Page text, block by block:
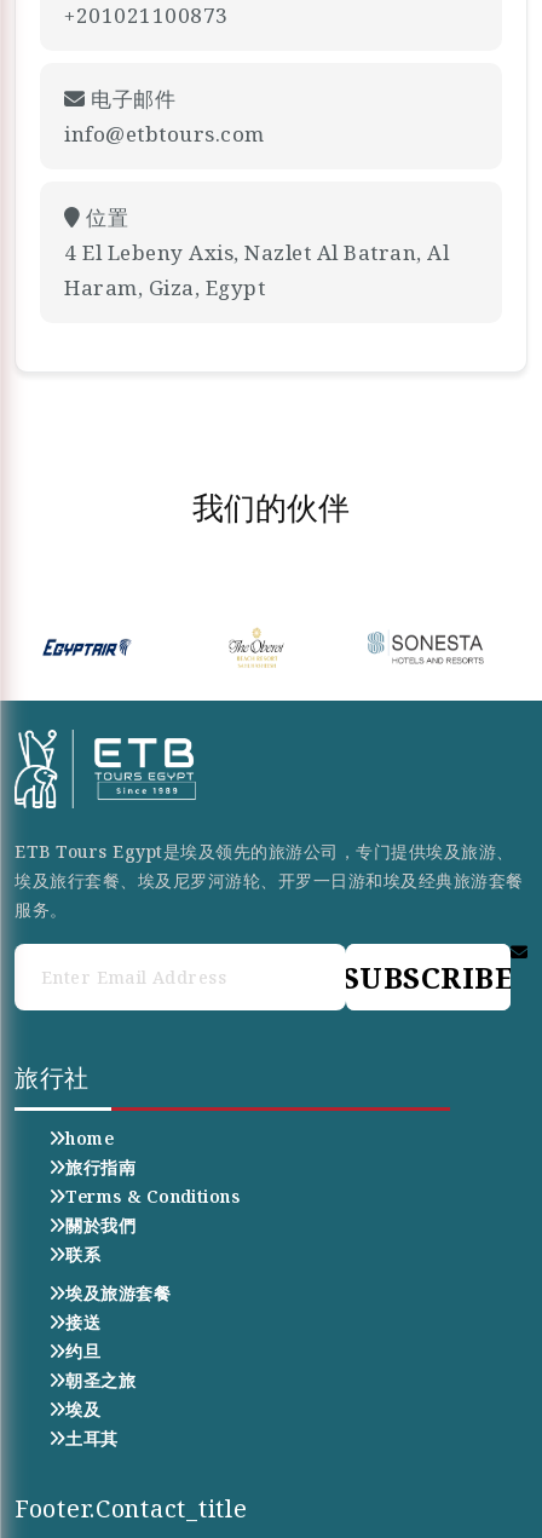
+201021100873
电子邮件
info@etbtours.com
位置
4 El Lebeny Axis, Nazlet Al Batran, Al
Haram, Giza, Egypt
我们的伙伴
ETB Tours Egypt是埃及领先的旅游公司，专门提供埃及旅游、
埃及旅行套餐、埃及尼罗河游轮、开罗一日游和埃及经典旅游套餐
服务。
SUBSCRIBE
旅行社
home
旅行指南
Terms & Conditions
關於我們
联系
埃及旅游套餐
接送
约旦
朝圣之旅
埃及
土耳其
Footer.contact_title